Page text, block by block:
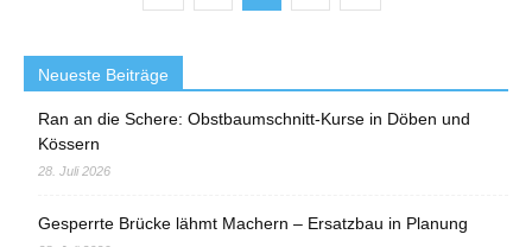
Neueste Beiträge
Ran an die Schere: Obstbaumschnitt-Kurse in Döben und
Kössern
28. Juli 2026
Gesperrte Brücke lähmt Machern – Ersatzbau in Planung